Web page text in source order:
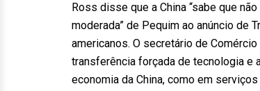
Ross disse que a China “sabe que
moderada” de Pequim ao anúncio de
americanos. O secretário de
transferência forçada de tecnologia e
economia da China, como em